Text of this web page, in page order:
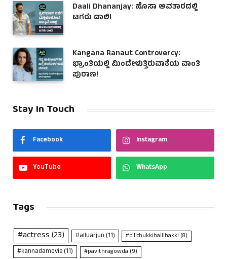
Daali Dhananjay: ಹೊಸಾ ಅವತಾರದಲ್ಲಿ
ಟಗರು ಡಾಲಿ!
Kangana Ranaut Controvercy:
ಭ್ರಾಂತಿಯಲ್ಲಿ ಮಿಂದೇಳುತ್ತಿರುವಾಕೆಯ ವಾಂತಿ
ಪುರಾಣ!
Stay In Touch
Facebook Instagram
YouTube WhatsApp
Tags
#actress(23) #alluarjun(11) #bilichukkihallihakki (8)
#kannadamovie(11) #pavithragowda (9)